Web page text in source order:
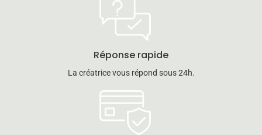
Réponse rapide
La créatrice vous répond sous 24h.